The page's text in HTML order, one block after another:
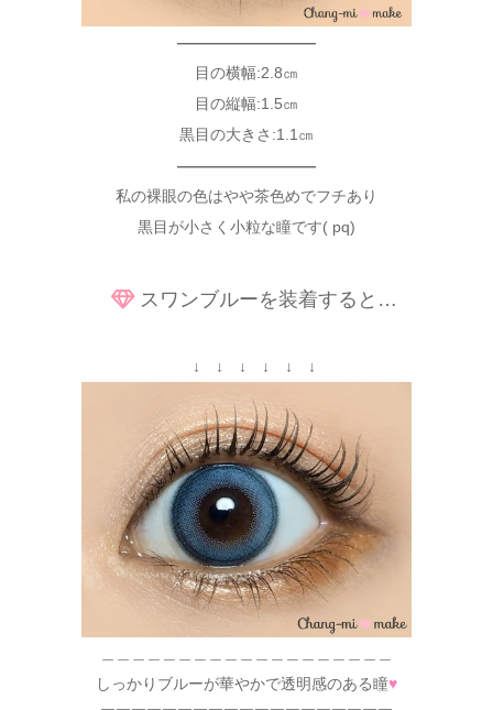
—————————
目の横幅:2.8㎝
目の縦幅:1.5㎝
黒目の大きさ:1.1㎝
—————————
私の裸眼の色はやや茶色めでフチあり
黒目が小さく小粒な瞳です( pq)
スワンブルーを装着すると…
↓ ↓ ↓ ↓ ↓ ↓
しっかりブルーが華やかで透明感のある瞳♥